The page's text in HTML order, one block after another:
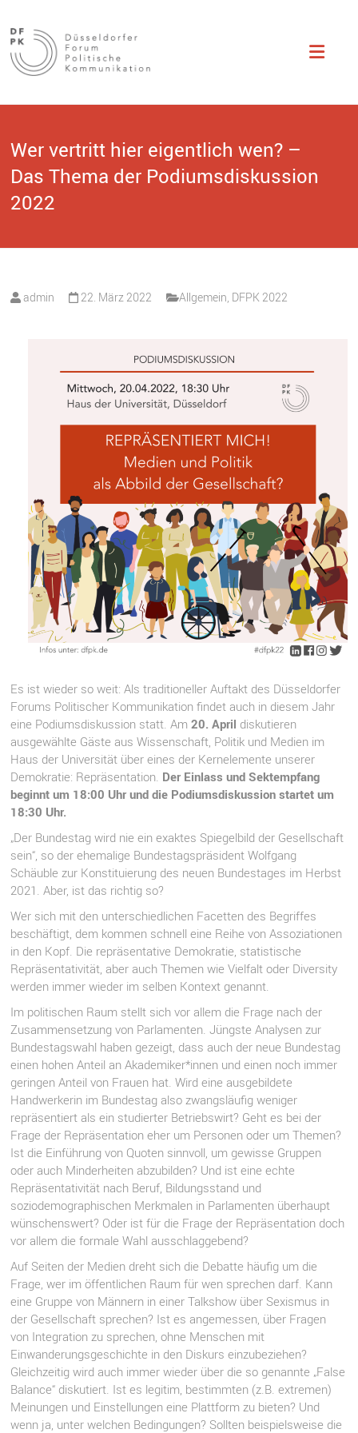
Düsseldorfer
Forum
Politische
Kommunikation
Studentisch
organisierte
Fachtagung zu
Themen der
Kommunikation.
Wer vertritt hier eigentlich wen? –
Das Thema der Podiumsdiskussion
2022
admin 22. März 2022 Allgemein, DFPK 2022
Es ist wieder so weit: Als traditioneller Auftakt des Düsseldorfer
Forums Politischer Kommunikation findet auch in diesem Jahr
eine Podiumsdiskussion statt. Am20. April diskutieren
ausgewählte Gäste aus Wissenschaft, Politik und Medien im
Haus der Universität über eines der Kernelemente unserer
Demokratie: Repräsentation. Der Einlass und Sektempfang
beginnt um 18:00 Uhr und die Podiumsdiskussion startet um
18:30 Uhr.
„Der Bundestag wird nie ein exaktes Spiegelbild der Gesellschaft
sein“, so der ehemalige Bundestagspräsident Wolfgang
Schäuble zur Konstituierung des neuen Bundestages im Herbst
2021. Aber, ist das richtig so?
Wer sich mit den unterschiedlichen Facetten des Begriffes
beschäftigt, dem kommen schnell eine Reihe von Assoziationen
in den Kopf. Die repräsentative Demokratie, statistische
Repräsentativität, aber auch Themen wie Vielfalt oder Diversity
werden immer wieder im selben Kontext genannt.
Im politischen Raum stellt sich vor allem die Frage nach der
Zusammensetzung von Parlamenten. Jüngste Analysen zur
Bundestagswahl haben gezeigt, dass auch der neue Bundestag
einen hohen Anteil an Akademiker*innen und einen noch immer
geringen Anteil von Frauen hat. Wird eine ausgebildete
Handwerkerin im Bundestag also zwangsläufig weniger
repräsentiert als ein studierter Betriebswirt? Geht es bei der
Frage der Repräsentation eher um Personen oder um Themen?
Ist die Einführung von Quoten sinnvoll, um gewisse Gruppen
oder auch Minderheiten abzubilden? Und ist eine echte
Repräsentativität nach Beruf, Bildungsstand und
soziodemographischen Merkmalen in Parlamenten überhaupt
wünschenswert? Oder ist für die Frage der Repräsentation doch
vor allem die formale Wahl ausschlaggebend?
Auf Seiten der Medien dreht sich die Debatte häufig um die
Frage, wer im öffentlichen Raum für wen sprechen darf. Kann
eine Gruppe von Männern in einer Talkshow über Sexismus in
der Gesellschaft sprechen? Ist es angemessen, über Fragen
von Integration zu sprechen, ohne Menschen mit
Einwanderungsgeschichte in den Diskurs einzubeziehen?
Gleichzeitig wird auch immer wieder über die so genannte „False
Balance“ diskutiert. Ist es legitim, bestimmten (z.B. extremen)
Meinungen und Einstellungen eine Plattform zu bieten? Und
wenn ja, unter welchen Bedingungen? Sollten beispielsweise die